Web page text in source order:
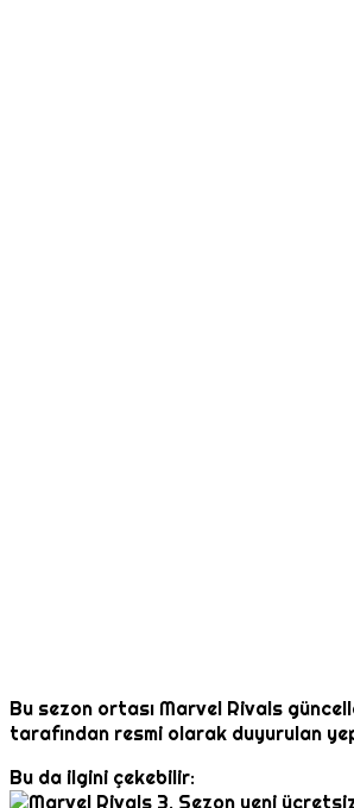
Bu sezon ortası Marvel Rivals
tarafından resmi olarak duyurulan
Bu da ilgini çekebilir: